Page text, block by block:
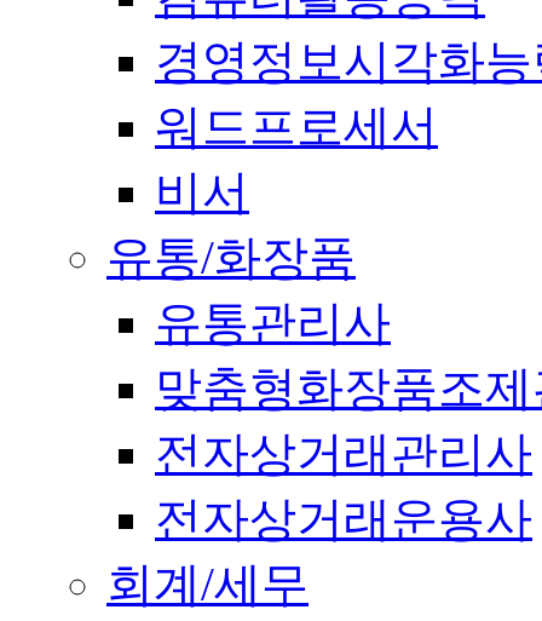
경영정보시각화
워드프로세서
비서
유통/화장품
유통관리사
맞춤형화장품조
전자상거래관리사
전자상거래운용사
회계/세무